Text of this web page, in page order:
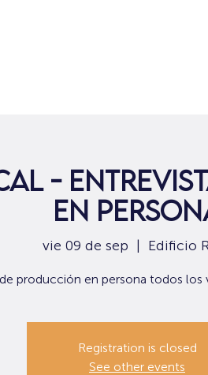
-
en
vie 09 de sep
  |
Edificio
producción en persona todos
Registration is closed
See other events